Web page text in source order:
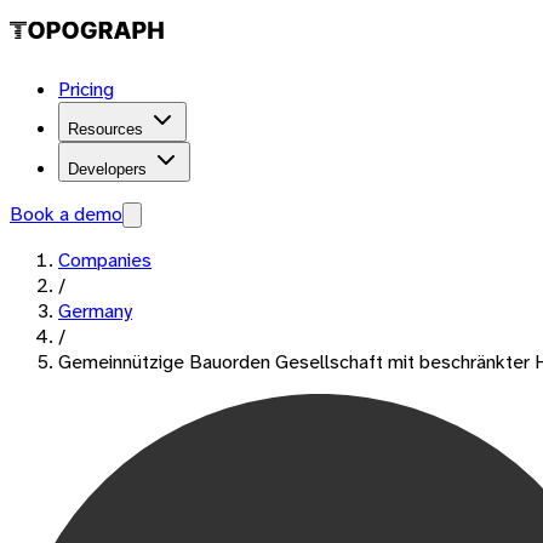
Pricing
Resources
Developers
Book a demo
Companies
/
Germany
/
Gemeinnützige Bauorden Gesellschaft mit beschränkter